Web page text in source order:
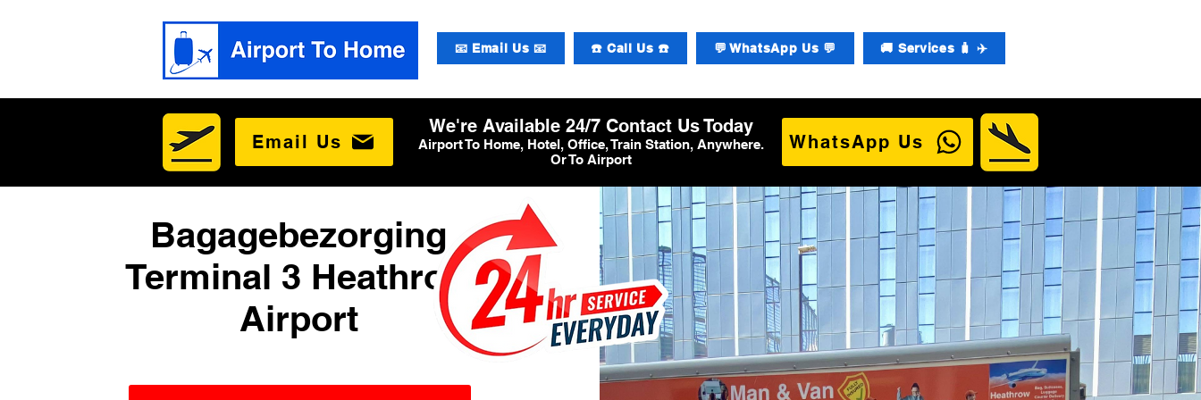
📧 Email Us 📧 ☎️ Call Us ☎️ 💬 WhatsApp Us 💬 🚚 Services 🧳 ✈️
Email Us
We're Available 24/7 Contact Us Today
Airport To Home, Hotel, Office, Train Station, Anywhere.
Or To Airport
WhatsApp Us
Bagagebezorging
Terminal 3 Heathrow
Airport